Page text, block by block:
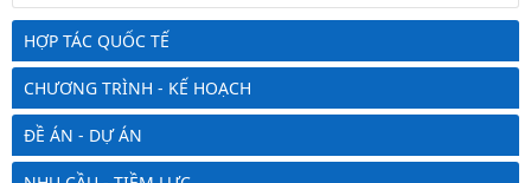
HỢP TÁC QUỐC TẾ
CHƯƠNG TRÌNH - KẾ HOẠCH
ĐỀ ÁN - DỰ ÁN